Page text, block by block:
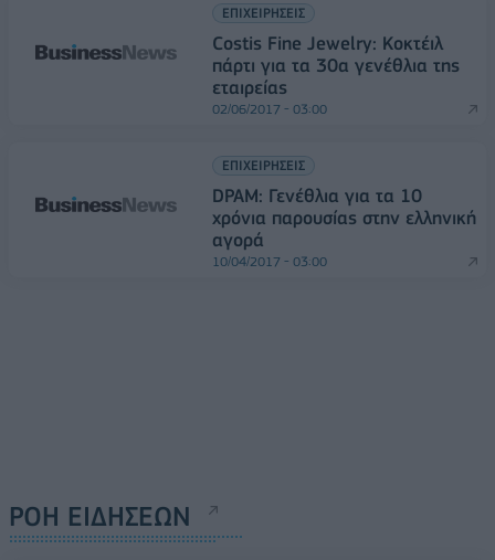
ΕΠΙΧΕΙΡΗΣΕΙΣ
Costis Fine Jewelry: Κοκτέιλ
πάρτι για τα 30α γενέθλια της
εταιρείας
02/06/2017 - 03:00
ΕΠΙΧΕΙΡΗΣΕΙΣ
DPAM: Γενέθλια για τα 10
χρόνια παρουσίας στην ελληνική
αγορά
10/04/2017 - 03:00
ΡΟΗ ΕΙΔΗΣΕΩΝ